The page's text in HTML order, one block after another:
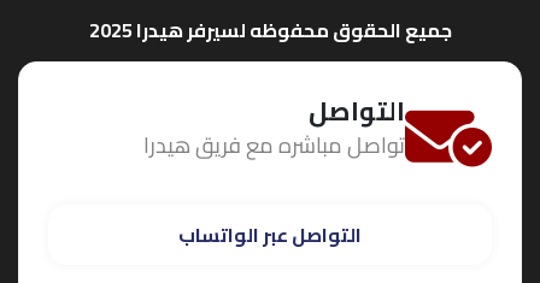
جميع الحقوق محفوظه لسيرفر هيدرا 2025
التواصل
تواصل مباشره مع فريق هيدرا
التواصل عبر الواتساب